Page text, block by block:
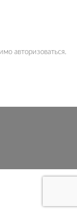
авторизоваться.